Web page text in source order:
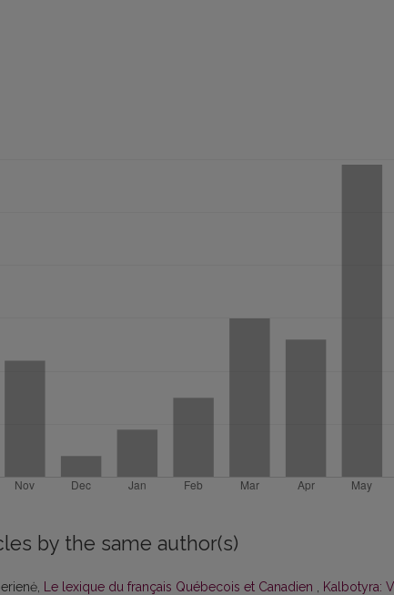
by the same author(s)
Le lexique du français Québecois et Canadien , Kalbotyra: